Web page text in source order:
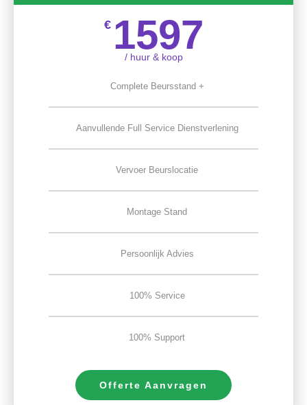
€ 1597
/ huur & koop
Complete Beursstand +
Aanvullende Full Service Dienstverlening
Vervoer Beurslocatie
Montage Stand
Persoonlijk Advies
100% Service
100% Support
Offerte Aanvragen